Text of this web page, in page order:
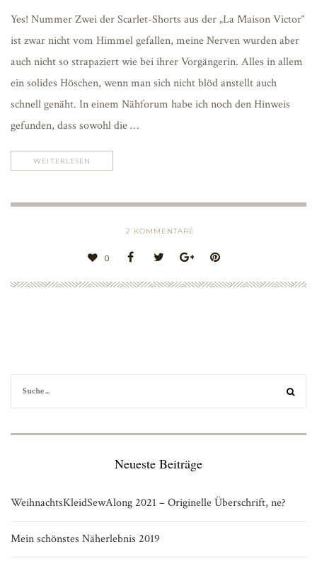
Yes! Nummer Zwei der Scarlet-Shorts aus der „La Maison Victor“
ist zwar nicht vom Himmel gefallen, meine Nerven wurden aber
auch nicht so strapaziert wie bei ihrer Vorgängerin. Alles in allem
ein solides Höschen, wenn man sich nicht blöd anstellt auch
schnell genäht. In einem Nähforum habe ich noch den Hinweis
gefunden, dass sowohl die …
WEITERLESEN
2 KOMMENTARE
0
Neueste Beiträge
WeihnachtsKleidSewAlong 2021 – Originelle Überschrift, ne?
Mein schönstes Näherlebnis 2019